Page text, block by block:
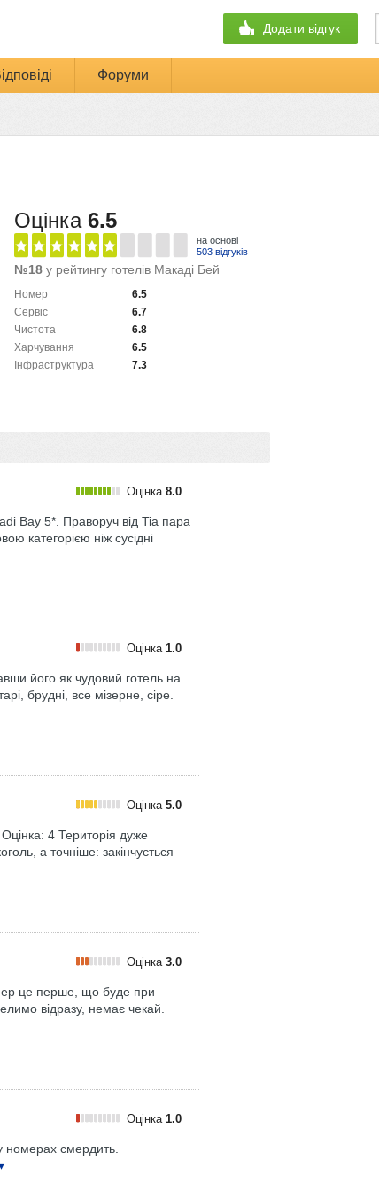
Додати відгук
Форуми
Оцінка 6.5
на основі
503 відгуків
№18у рейтингу готелів Макаді Бей
6.5
Номер
6.7
Сервіс
6.8
Чистота
6.5
Харчування
7.3
Інфраструктура
Оцінка 8.0
Bay 5*. Праворуч від Tia пара
категорією ніж сусідні
Оцінка 1.0
його як чудовий готель на
брудні, все мізерне, сіре.
Оцінка 5.0
4 Територія дуже
а точніше: закінчується
Оцінка 3.0
це перше, що буде при
відразу, немає чекай.
Оцінка 1.0
номерах смердить.